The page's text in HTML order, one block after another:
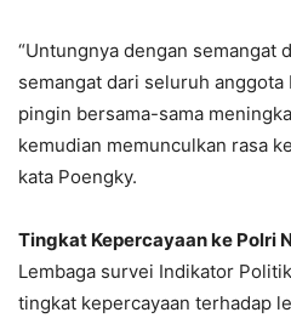
“Untungnya dengan semangat
semangat dari seluruh
pingin bersama-sama
kemudian memunculkan rasa
kata Poengky.
Tingkat Kepercayaan ke Polri
Lembaga survei Indikator
tingkat kepercayaan terhadap